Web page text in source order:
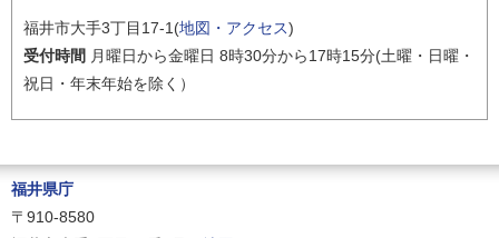
福井市大手3丁目17-1(地図・アクセス)
受付時間 月曜日から金曜日 8時30分から17時15分(土曜・日曜・
祝日・年末年始を除く）
福井県庁
〒910-8580